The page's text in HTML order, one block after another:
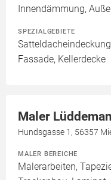
Innendämmung,
SPEZIALGEBIETE
Fassade, Kellerdecke
Maler
Hundsgasse 1, 56357
MALER BEREICHE
Malerarbeiten,